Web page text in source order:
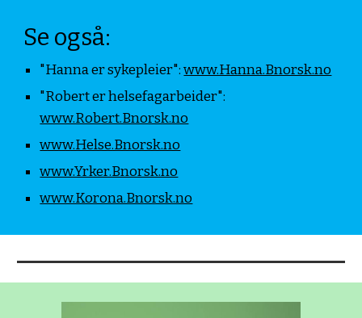
Se også:
"Hanna er sykepleier":www.Hanna.Bnorsk.no
"Robert er helsefagarbeider":
www.Robert.Bnorsk.no
www.Helse.Bnorsk.no
www.Yrker.Bnorsk.no
www.Korona.Bnorsk.no